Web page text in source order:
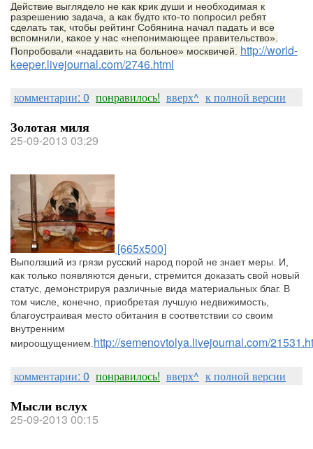
Действие выглядело не как крик души и необходимая к
разрешению задача, а как будто кто-то попросил ребят
сделать так, чтобы рейтинг Собянина начал падать и все
вспомнили, какое у нас «непонимающее правительство».
Попробовали «надавить на больное» москвичей. http://world-
keeper.livejournal.com/2746.html
комментарии: 0 понравилось! вверх^ к полной версии
Золотая миля
25-09-2013 03:29
[665x500]
Выползший из грязи русский народ порой не знает меры. И,
как только появляются деньги, стремится доказать свой новый
статус, демонстрируя различные вида материальных благ. В
том числе, конечно, приобретая лучшую недвижимость,
благоустраивая место обитания в соответствии со своим
внутренним
мироощущением.http://semenovtolya.livejournal.com/
комментарии: 0 понравилось! вверх^ к полной версии
Мысли вслух
25-09-2013 00:15